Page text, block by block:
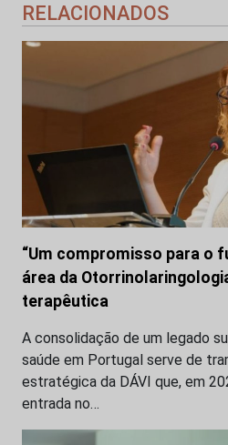
RELACIONADOS
“Um compromisso para o
área da
terapêutica
A consolidação de um legado
saúde em Portugal serve de
estratégica da DÁVI que, em
entrada no…